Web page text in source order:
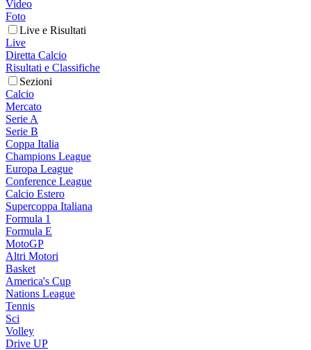
Video
Foto
Live e Risultati
Live
Diretta Calcio
Risultati e Classifiche
Sezioni
Calcio
Mercato
Serie A
Serie B
Coppa Italia
Champions League
Europa League
Conference League
Calcio Estero
Supercoppa Italiana
Formula 1
Formula E
MotoGP
Altri Motori
Basket
America's Cup
Nations League
Tennis
Sci
Volley
Drive UP